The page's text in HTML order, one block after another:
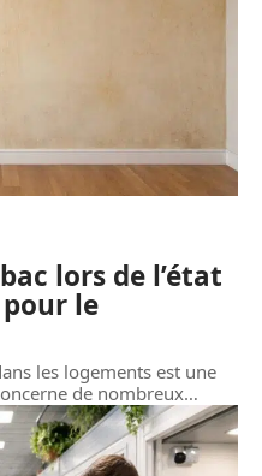
lors de l’état
le
les logements est une
de nombreux…